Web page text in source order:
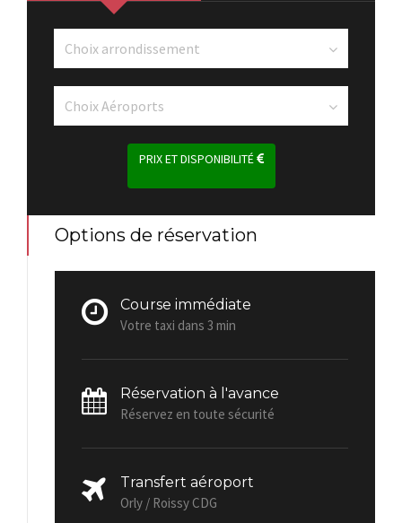
PRIX ET DISPONIBILITÉ
Options de réservation
Course immédiate
Votre taxi dans 3 min
Réservation à l'avance
Réservez en toute sécurité
Transfert aéroport
Orly / Roissy CDG